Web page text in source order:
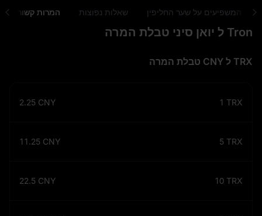
המשפיעים על שער החליפין שאלות נפוצות המרות קשורות
Tron ל יואן סיני טבלת המרה
TRX ל CNY טבלת המרה
1 TRX
2.25 CNY
5 TRX
11.25 CNY
10 TRX
22.5 CNY